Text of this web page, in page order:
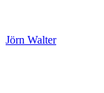
Jörn Walter